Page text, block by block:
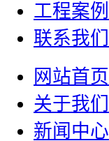
工程案例
联系我们
网站首页
关于我们
新闻中心